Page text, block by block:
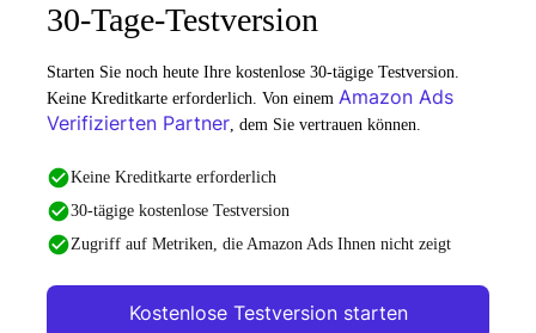
30-Tage-Testversion
Starten Sie noch heute Ihre kostenlose 30-tägige Testversion.
Keine Kreditkarte erforderlich. Von einem Amazon Ads
Verifizierten Partner, dem Sie vertrauen können.
Keine Kreditkarte erforderlich
30-tägige kostenlose Testversion
Zugriff auf Metriken, die Amazon Ads Ihnen nicht zeigt
Kostenlose Testversion starten